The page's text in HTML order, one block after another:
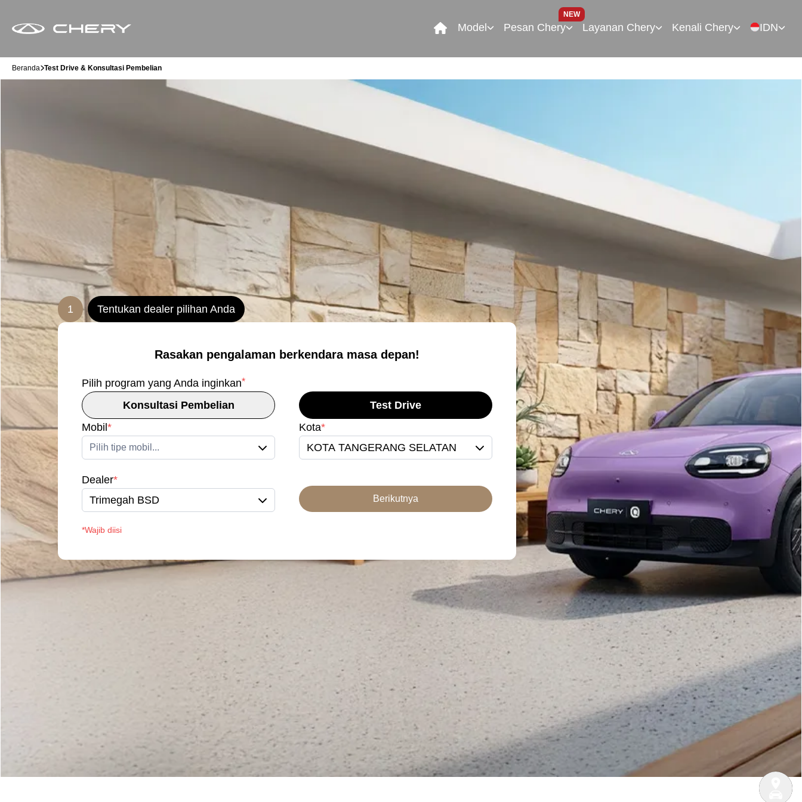
Model Pesan Chery
NEW
Layanan Chery Kenali Chery IDN
Beranda Test Drive & Konsultasi Pembelian
1 Tentukan dealer pilihan Anda
Rasakan pengalaman berkendara masa depan!
Pilih program yang Anda inginkan*
Konsultasi Pembelian
Test Drive
Mobil *
Pilih tipe mobil...
Kota*
KOTA TANGERANG SELATAN
Dealer*
Trimegah BSD
Berikutnya
*Wajib diisi